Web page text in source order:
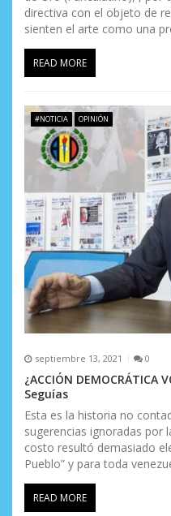
directiva con el objeto de
sienten el arte como una
READ MORE
#NOTICIA OPINIÓN
septiembre 13, 2021 0
¿ACCIÓN DEMOCRÁTICA
Seguías
Esta es la historia no
sugerencias ignoradas por
costo resultó demasiado
Pueblo” y para toda
READ MORE